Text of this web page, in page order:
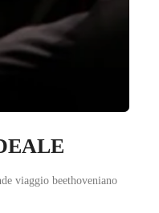
viaggio beethoveniano